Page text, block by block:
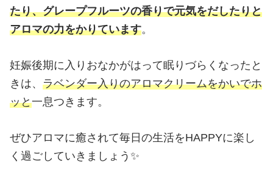
たり、グレープフルーツの香りで元気をだしたりと
アロマの力をかりています。
妊娠後期に入りおなかがはって眠りづらくなったと
きは、 ラベンダー入りのアロマクリームをかいでホ
ッと一息つきます。
ぜひアロマに癒されて毎日の生活をHAPPYに楽し
く過ごしていきましょう✨